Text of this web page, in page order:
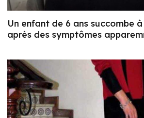
Un enfant de 6 ans succombe
après des symptômes